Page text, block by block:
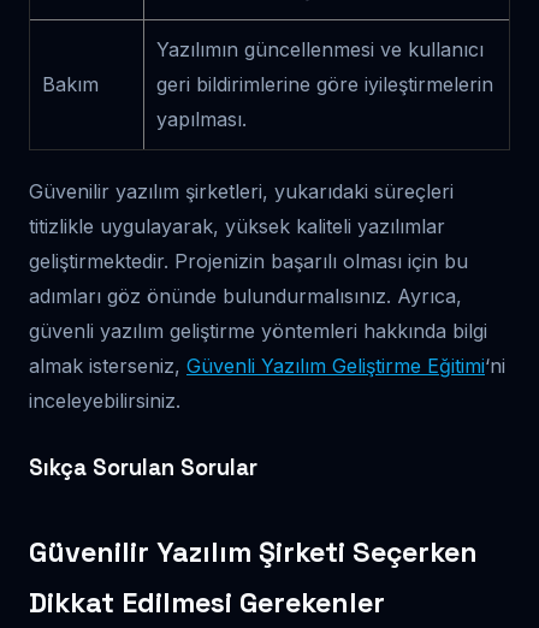
Bakım
Yazılımın güncellenmesi ve kullanıcı
geri bildirimlerine göre iyileştirmelerin
yapılması.
Güvenilir yazılım şirketleri, yukarıdaki süreçleri
titizlikle uygulayarak, yüksek kaliteli yazılımlar
geliştirmektedir. Projenizin başarılı olması için bu
adımları göz önünde bulundurmalısınız. Ayrıca,
güvenli yazılım geliştirme yöntemleri hakkında bilgi
almak isterseniz, Güvenli Yazılım Geliştirme Eğitimi‘ni
inceleyebilirsiniz.
Sıkça Sorulan Sorular
Güvenilir Yazılım Şirketi Seçerken
Dikkat Edilmesi Gerekenler